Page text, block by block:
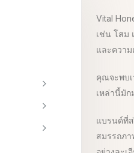
Vital
เช่น โสม
และความ
คุณจะพบ
เหล่านี้มัก
แบรนด์ที่
สมรรถภ